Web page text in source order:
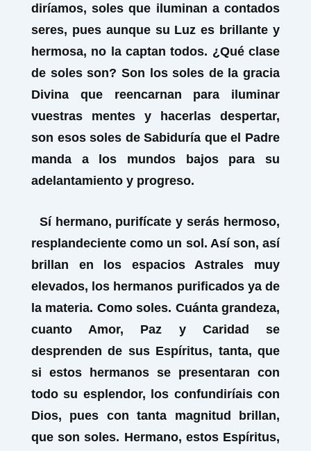
diríamos, soles que iluminan a contados
seres, pues aunque su Luz es brillante y
hermosa, no la captan todos. ¿Qué clase
de soles son? Son los soles de la gracia
Divina que reencarnan para iluminar
vuestras mentes y hacerlas despertar,
son esos soles de Sabiduría que el Padre
manda a los mundos bajos para su
adelantamiento y progreso.
Sí hermano, purifícate y serás hermoso,
resplandeciente como un sol. Así son, así
brillan en los espacios Astrales muy
elevados, los hermanos purificados ya de
la materia. Como soles. Cuánta grandeza,
cuanto Amor, Paz y Caridad se
desprenden de sus Espíritus, tanta, que
si estos hermanos se presentaran con
todo su esplendor, los confundiríais con
Dios, pues con tanta magnitud brillan,
que son soles. Hermano, estos Espíritus,